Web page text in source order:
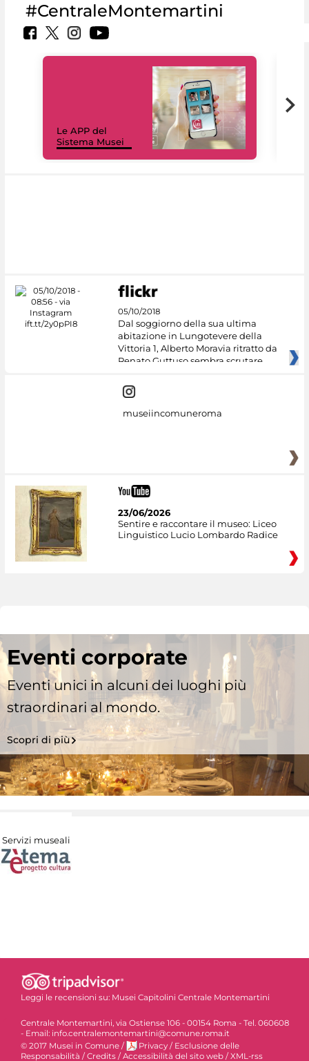
#CentraleMontemartini
Le APP del
Sistema Musei
05/10/2018
Dal soggiorno della sua ultima
abitazione in Lungotevere della
Vittoria 1, Alberto Moravia ritratto da
Renato Guttuso sembra scrutare
museiincomuneroma
23/06/2026
Sentire e raccontare il museo: Liceo
Linguistico Lucio Lombardo Radice
Eventi corporate
Eventi unici in alcuni dei luoghi più
straordinari al mondo.
Scopri di più
Servizi museali
Leggi le recensioni su: Musei Capitolini Centrale Montemartini
Centrale Montemartini, via Ostiense 106 - 00154 Roma - Tel. 060608
- Email: info.centralemontemartini@comune.roma.it
© 2017 Musei in Comune / Privacy / Esclusione delle
Responsabilità / Credits / Accessibilità del sito web / XML-rss